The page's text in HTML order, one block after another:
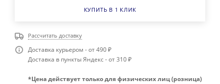
КУПИТЬ В 1 КЛИК
Рассчитать доставку
Доставка курьером - от 490 ₽
Доставка в пункты Яндекс - от 310 ₽
*Цена действует только для физических лиц (розница)